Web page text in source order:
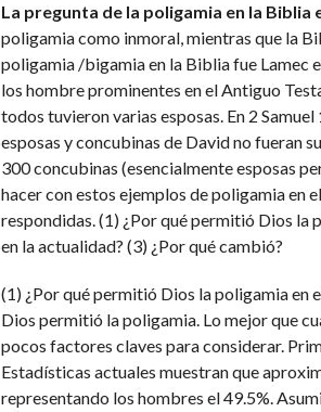
La pregunta de la poligamia en la Biblia
poligamia como inmoral, mientras que la
poligamia /bigamia en la Biblia fue Lamec
los hombre prominentes en el Antiguo
todos tuvieron varias esposas. En 2
esposas y concubinas de David no fueran
300 concubinas (esencialmente esposas
hacer con estos ejemplos de poligamia en
respondidas. (1) ¿Por qué permitió Dios la
en la actualidad? (3) ¿Por qué cambió?
(1) ¿Por qué permitió Dios la poligamia en
Dios permitió la poligamia. Lo mejor que
pocos factores claves para considerar.
Estadísticas actuales muestran que
representando los hombres el 49.5%.